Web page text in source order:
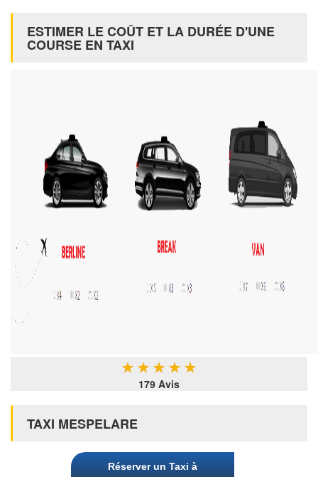
ESTIMER LE COÛT ET LA DURÉE D'UNE
COURSE EN TAXI
★ ★ ★ ★ ★
179 Avis
TAXI MESPELARE
Réserver un Taxi à